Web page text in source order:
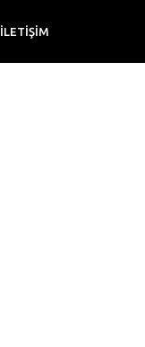
İLETIŞIM